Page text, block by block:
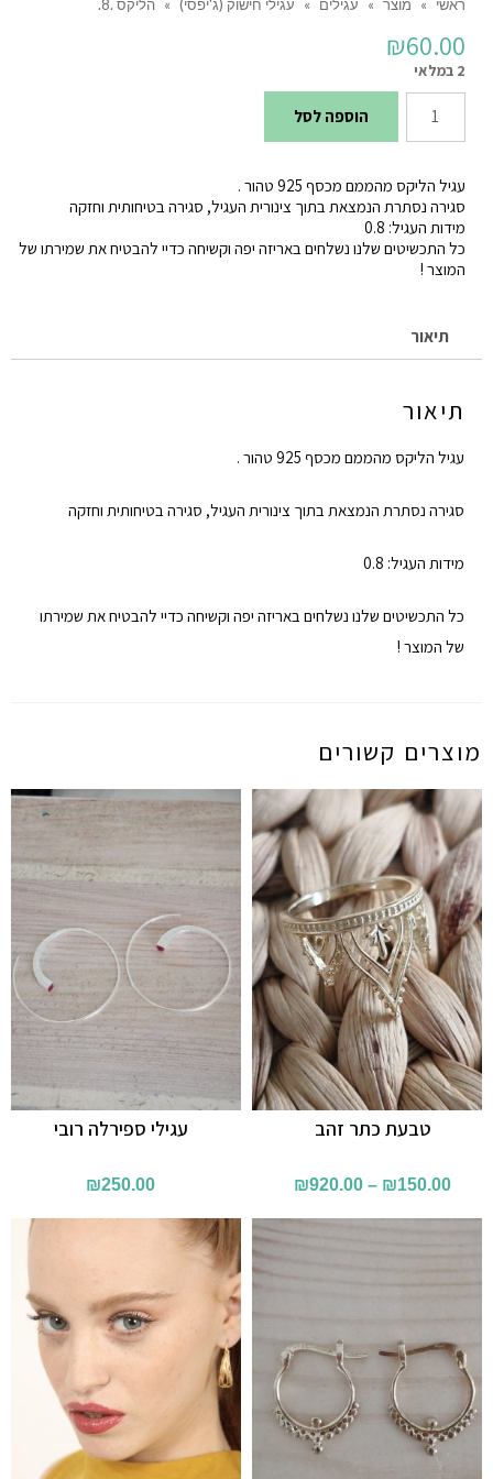
ראשי » מוצר » עגילים » עגילי חישוק (ג'יפסי) » הליקס .8.
₪60.00
2 במלאי
כמות
של
.8.
הוספה לסל
עגיל הליקס מהממם מכסף 925 טהור .
סגירה נסתרת הנמצאת בתוך צינורית העגיל, סגירה בטיחותית וחזקה
מידות העגיל: 0.8
כל התכשיטים שלנו נשלחים באריזה יפה וקשיחה כדיי להבטיח את שמירתו של
המוצר !
תיאור
תיאור
עגיל הליקס מהממם מכסף 925 טהור .
סגירה נסתרת הנמצאת בתוך צינורית העגיל, סגירה בטיחותית וחזקה
מידות העגיל: 0.8
כל התכשיטים שלנו נשלחים באריזה יפה וקשיחה כדיי להבטיח את שמירתו
של המוצר !
מוצרים קשורים
עגילי ספירלה רובי
₪250.00
טבעת כתר זהב
₪150.00
–
₪920.00